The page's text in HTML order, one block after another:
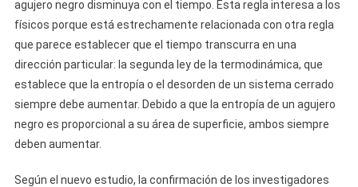
agujero negro disminuya con el tiempo. Esta regla interesa a los
físicos porque está estrechamente relacionada con otra regla
que parece establecer que el tiempo transcurra en una
dirección particular: la segunda ley de la termodinámica, que
establece que la entropía o el desorden de un sistema cerrado
siempre debe aumentar. Debido a que la entropía de un agujero
negro es proporcional a su área de superficie, ambos siempre
deben aumentar.
Según el nuevo estudio, la confirmación de los investigadores